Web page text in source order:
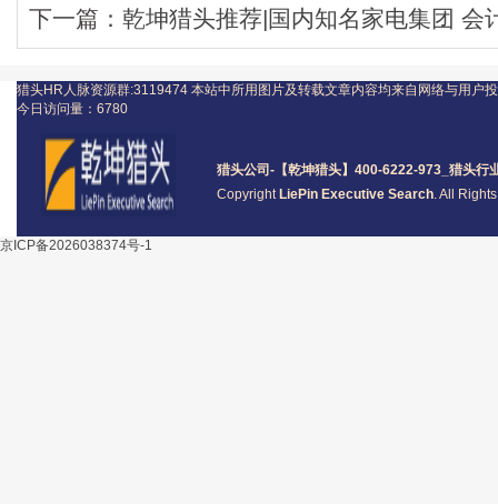
下一篇： 乾坤猎头推荐|国内知名家电集团 会
猎头公司 -【乾坤猎头】400-6222-973_ 猎头行
Copyright LiePin Executive Search. All
猎头HR人脉资源群:3119474 本站中所用图片及转载文章内容均来自网络与用户
今日访问量： 6780
京ICP备2026038374号-1